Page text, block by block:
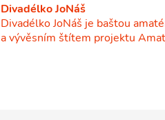
Divadélko JoNáš
Divadélko JoNáš je baštou
a vývěsním štítem projektu